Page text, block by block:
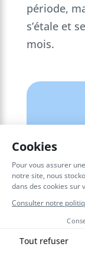
période,
s’étale et
mois.